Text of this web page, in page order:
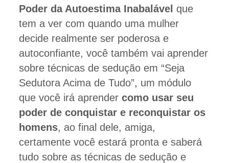
Poder da Autoestima Inabalável que
tem a ver com quando uma mulher
decide realmente ser poderosa e
autoconfiante, você também vai aprender
sobre técnicas de sedução em “Seja
Sedutora Acima de Tudo”, um módulo
que você irá aprendercomo usar seu
poder de conquistar e reconquistar os
homens, ao final dele, amiga,
certamente você estará pronta e saberá
tudo sobre as técnicas de sedução e